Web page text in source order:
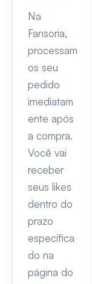
Na
Fansoria,
processam
os seu
pedido
imediatam
ente após
a compra.
Você vai
receber
seus likes
dentro do
prazo
especifica
do na
página do